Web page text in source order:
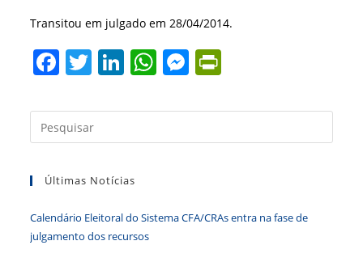
Transitou em julgado em 28/04/2014.
F
c
e
o
o
k
T
itt
er
Li
k
e
n
W
at
s
p
M
ss
e
er
tF
ri
dl
a
Últimas Notícias
Calendário Eleitoral do Sistema CFA/CRAs entra na fase de
julgamento dos recursos